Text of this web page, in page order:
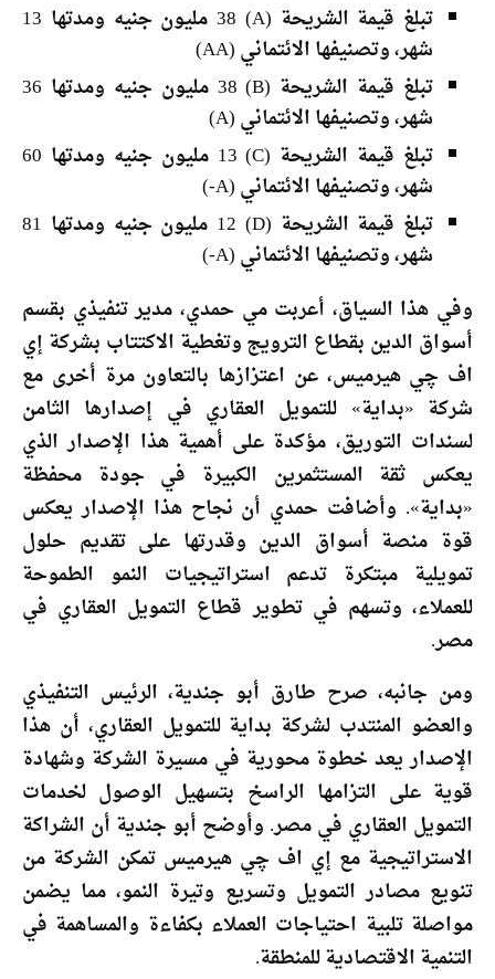
تبلغ قيمة الشريحة (A) 38 مليون جنيه ومدتها 13
شهر، وتصنيفها الائتماني (AA)
تبلغ قيمة الشريحة (B) 38 مليون جنيه ومدتها 36
شهر، وتصنيفها الائتماني (A)
تبلغ قيمة الشريحة (C) 13 مليون جنيه ومدتها 60
شهر، وتصنيفها الائتماني (A-)
تبلغ قيمة الشريحة (D) 12 مليون جنيه ومدتها 81
شهر، وتصنيفها الائتماني (A-)
وفي هذا السياق، أعربت مي حمدي، مدير تنفيذي بقسم
أسواق الدين بقطاع الترويج وتغطية الاكتتاب بشركة إي
اف چي هيرميس، عن اعتزازها بالتعاون مرة أخرى مع
شركة «بداية» للتمويل العقاري في إصدارها الثامن
لسندات التوريق، مؤكدة على أهمية هذا الإصدار الذي
يعكس ثقة المستثمرين الكبيرة في جودة محفظة
«بداية». وأضافت حمدي أن نجاح هذا الإصدار يعكس
قوة منصة أسواق الدين وقدرتها على تقديم حلول
تمويلية مبتكرة تدعم استراتيجيات النمو الطموحة
للعملاء، وتسهم في تطوير قطاع التمويل العقاري في
مصر.
ومن جانبه، صرح طارق أبو جندية، الرئيس التنفيذي
والعضو المنتدب لشركة بداية للتمويل العقاري، أن هذا
الإصدار يعد خطوة محورية في مسيرة الشركة وشهادة
قوية على التزامها الراسخ بتسهيل الوصول لخدمات
التمويل العقاري في مصر. وأوضح أبو جندية أن الشراكة
الاستراتيجية مع إي اف چي هيرميس تمكن الشركة من
تنويع مصادر التمويل وتسريع وتيرة النمو، مما يضمن
مواصلة تلبية احتياجات العملاء بكفاءة والمساهمة في
التنمية الاقتصادية للمنطقة.